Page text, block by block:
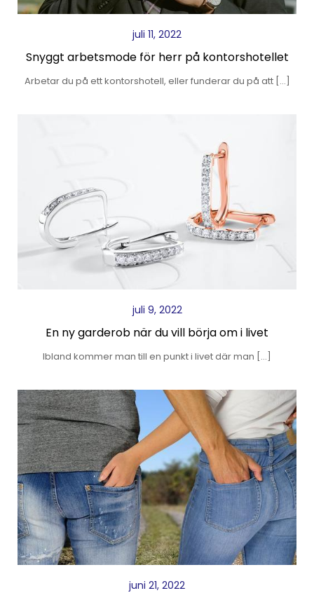
juli 11, 2022
Snyggt arbetsmode för herr på kontorshotellet
Arbetar du på ett kontorshotell, eller funderar du på att […]
juli 9, 2022
En ny garderob när du vill börja om i livet
Ibland kommer man till en punkt i livet där man […]
juni 21, 2022